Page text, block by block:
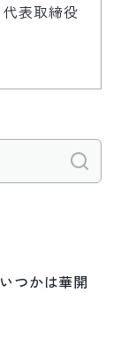
表取締役
つかは華開